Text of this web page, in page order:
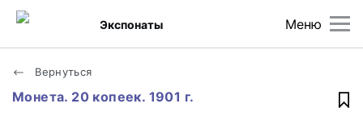
Меню
Экспонаты
Вернуться
Монета. 20 копеек. 1901 г.